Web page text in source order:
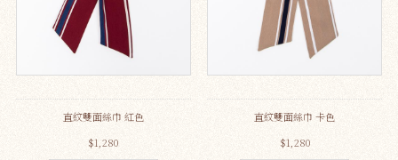
直紋雙面絲巾 紅色
$1,280
直紋雙面絲巾 卡色
$1,280